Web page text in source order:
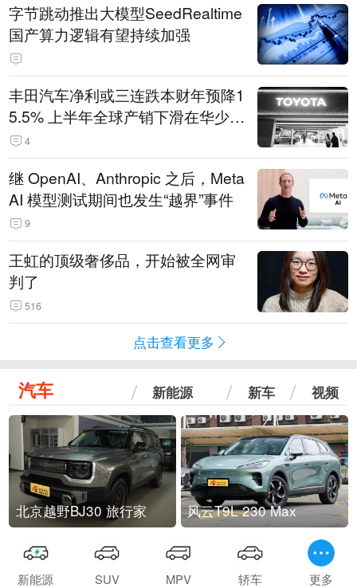
字节跳动推出大模型SeedRealtime
国产算力逻辑有望持续加强
丰田汽车净利或三连跌本财年预降1
5.5% 上半年全球产销下滑在华少卖
14.3万辆
4
继 OpenAI、Anthropic 之后，Meta
AI 模型测试期间也发生“越界”事件
9
王虹的顶级奢侈品，开始被全网审
判了
516
点击查看更多
汽车 新能源 新车 视频
北京越野BJ30 旅行家 风云T9L 230 Max
新能源 SUV MPV 轿车 更多